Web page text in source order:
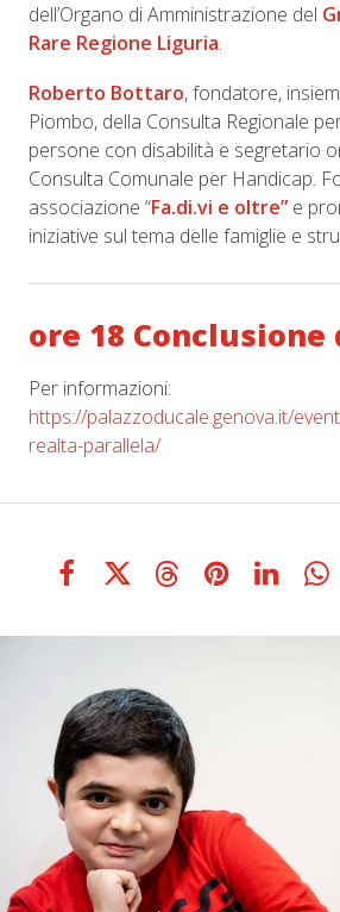
dell’Organo di Amministrazione del
Rare Regione Liguria.
Roberto Bottaro, fondatore,
Piombo, della Consulta Regionale
persone con disabilità e segretario
Consulta Comunale per Handicap.
associazione “Fa.di.vi e oltre” e
iniziative sul tema delle famiglie e
ore 18
Per informazioni:
https://palazzoducale.genova.it/
realta-parallela/